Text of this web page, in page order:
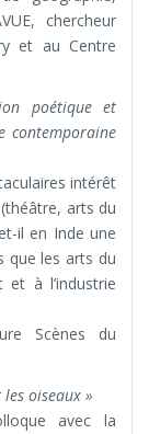
chercheur
et au Centre
poétique et
contemporaine
intérêt
arts du
il en Inde une
que les arts du
et à l’industrie
Scènes du
oiseaux »
avec la